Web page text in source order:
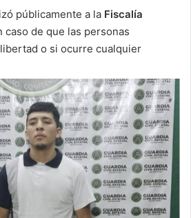
públicamente a la Fiscalía
caso de que las personas
o si ocurre cualquier